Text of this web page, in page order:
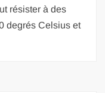
résister à des
degrés Celsius et